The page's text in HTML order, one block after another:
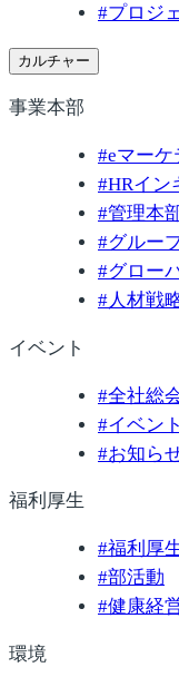
#プロジ
カルチャー
事業本部
#eマーケ
#HRイン
#管理本
#グルー
#グロー
#人材戦
イベント
#全社総
#イベント
#お知ら
福利厚生
#福利厚
#部活動
#健康経
環境